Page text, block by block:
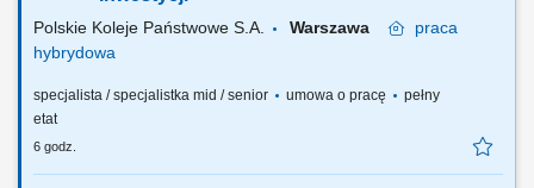
Polskie Koleje Państwowe S.A. Warszawa
praca
hybrydowa
specjalista / specjalistka mid / senior umowa o pracę
pełny
etat
6 godz.